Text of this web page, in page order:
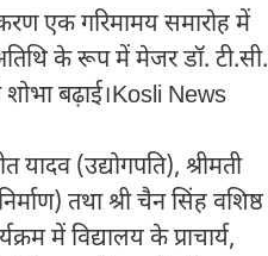
एक गरिमामय समारोह में
के रूप में मेजर डॉ. टी.सी.
बढ़ाई।Kosli News
यादव (उद्योगपति), श्रीमती
तथा श्री चैन सिंह वशिष्ठ
में विद्यालय के प्राचार्य,